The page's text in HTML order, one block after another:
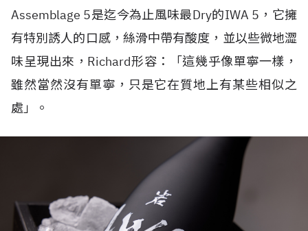
Assemblage 5是迄今為止風味最Dry的IWA 5，它擁
有特別誘人的口感，絲滑中帶有酸度，並以些微地澀
味呈現出來，Richard形容：「這幾乎像單寧一樣，
雖然當然沒有單寧，只是它在質地上有某些相似之
處」。